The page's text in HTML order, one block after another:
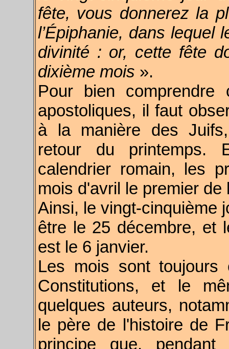
fête, vous donnerez la
l’Épiphanie, dans lequel
divinité : or, cette fête
dixième mois ».
Pour bien comprendre
apostoliques, il faut
à la manière des
retour du printemps.
calendrier romain, les
mois d'avril le premier
Ainsi, le vingt-cinquième
être le 25 décembre, et
est le 6 janvier.
Les mois sont
Constitutions, et le
quelques auteurs,
le père de l'histoire de
principe que, pendant